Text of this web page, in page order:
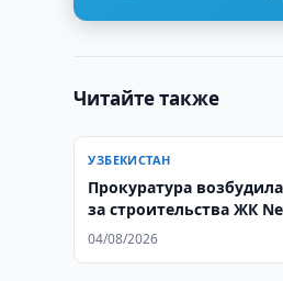
Читайте также
УЗБЕКИСТАН
Прокуратура
за строительства ЖК
04/08/2026